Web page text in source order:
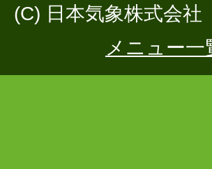
(C) 日本気象株式会社
メニュー一